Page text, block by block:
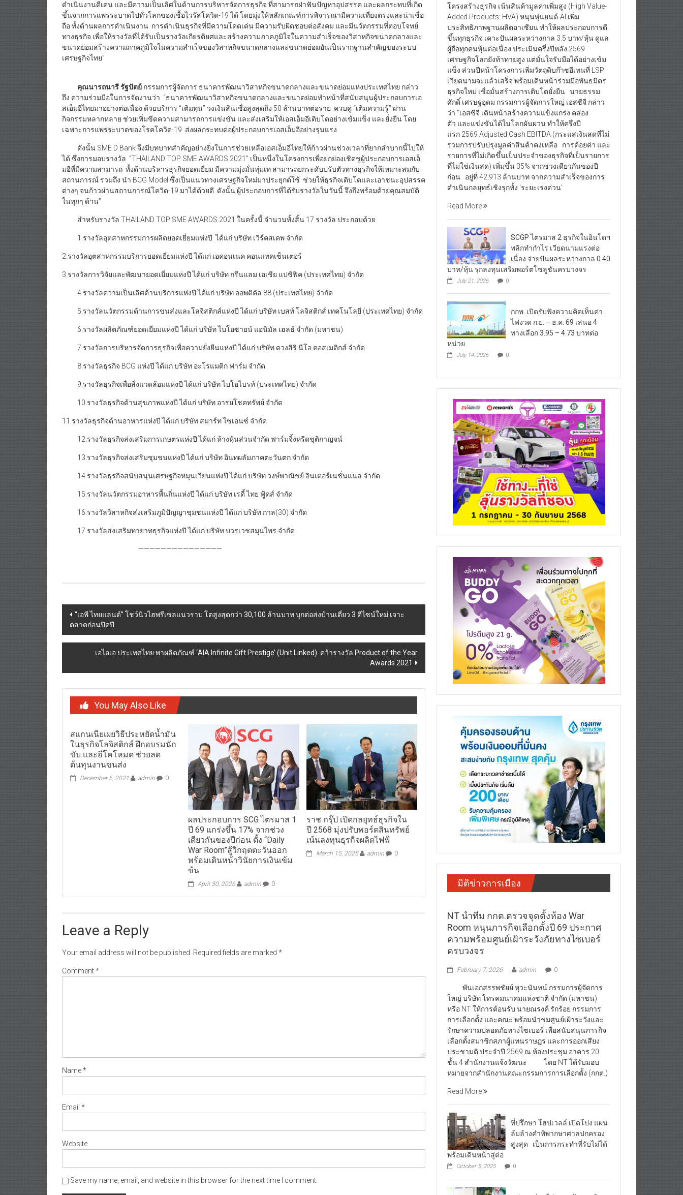
ดำเนินงานดีเด่น และมีความเป็นเลิศในด้านการบริหารจัดการธุรกิจ ที่สามารถฝ่าฟันปัญหาอุปสรรค และผลกระทบที่เกิด
ขึ้นจากการแพร่ระบาดไปทั่วโลกของเชื้อไวรัสโควิด-19 ได้ โดยมุ่งให้หลักเกณฑ์การพิจารณามีความเที่ยงตรงและน่าเชื่อ
ถือ ทั้งด้านผลการดำเนินงาน การดำเนินธุรกิจที่มีความโดดเด่น มีความรับผิดชอบต่อสังคม และมีนวัตกรรมที่ตอบโจทย์
ทางธุรกิจ เพื่อให้รางวัลที่ได้รับเป็นรางวัลเกียรติยศและสร้างความภาคภูมิใจในความสำเร็จของวิสาหกิจขนาดกลางและ
ขนาดย่อมสร้างความภาคภูมิใจในความสำเร็จของวิสาหกิจขนาดกลางและขนาดย่อมอันเป็นรากฐานสำคัญของระบบ
เศรษฐกิจไทย”
คุณนารถนารี รัฐปัตย์ กรรมการผู้จัดการ ธนาคารพัฒนาวิสาหกิจขนาดกลางและขนาดย่อมแห่งประเทศไทย กล่าว
ถึง ความร่วมมือในการจัดงานว่า “ธนาคารพัฒนาวิสาหกิจขนาดกลางและขนาดย่อมทำหน้าที่สนับสนุนผู้ประกอบการเอ
สเอ็มอีไทยมาอย่างต่อเนื่อง ด้วยบริการ “เติมทุน” วงเงินสินเชื่อสูงสุดถึง 50 ล้านบาทต่อราย ควบคู่ “เติมความรู้” ผ่าน
กิจกรรมหลากหลาย ช่วยเพิ่มขีดความสามารถการแข่งขัน และส่งเสริมให้เอสเอ็มอีเติบโตอย่างเข้มแข็ง และยั่งยืน โดย
เฉพาะการแพร่ระบาดของโรคโควิด-19 ส่งผลกระทบต่อผู้ประกอบการเอสเอ็มอีอย่างรุนแรง
ดังนั้น SME D Bank จึงมีบทบาทสำคัญอย่างยิ่งในการช่วยเหลือเอสเอ็มอีไทยให้ก้าวผ่านช่วงเวลาที่ยากลำบากนี้ไปให้
ได้ ซึ่งการมอบรางวัล “THAILAND TOP SME AWARDS 2021” เป็นหนึ่งในโครงการเพื่อยกย่องเชิดชูผู้ประกอบการเอสเอ็
มอีที่มีความสามารถ ทั้งด้านบริหารธุรกิจยอดเยี่ยม มีความมุ่งมั่นทุ่มเท สามารถยกระดับปรับตัวทางธุรกิจให้เหมาะสมกับ
สถานการณ์ รวมถึง นำ BCG Model ซึ่งเป็นแนวทางเศรษฐกิจใหม่มาประยุกต์ใช้ ช่วยให้ธุรกิจเติบโตและเอาชนะอุปสรรค
ต่างๆ จนก้าวผ่านสถานการณ์โควิด-19 มาได้ด้วยดี ดังนั้น ผู้ประกอบการที่ได้รับรางวัลในวันนี้ จึงถึงพร้อมด้วยคุณสมบัติ
ในทุกๆ ด้าน”
สำหรับรางวัล THAILAND TOP SME AWARDS 2021 ในครั้งนี้ จำนวนทั้งสิ้น 17 รางวัล ประกอบด้วย
1.รางวัลอุตสาหกรรมการผลิตยอดเยี่ยมแห่งปี ได้แก่ บริษัท เวิร์คสเคพ จำกัด
2.รางวัลอุตสาหกรรมบริการยอดเยี่ยมแห่งปี ได้แก่ เอคอนเนค คอนแทคเซ็นเตอร์
3.รางวัลการวิจัยและพัฒนายอดเยี่ยมแห่งปี ได้แก่ บริษัท กรีนแลม เอเชีย แปซิฟิค (ประเทศไทย) จำกัด
4.รางวัลความเป็นเลิศด้านบริการแห่งปี ได้แก่ บริษัท ออพติคัล 88 (ประเทศไทย) จำกัด
5.รางวัลนวัตกรรมด้านการขนส่งและโลจิสติกส์แห่งปี ได้แก่ บริษัท เบสท์ โลจิสติกส์ เทคโนโลยี (ประเทศไทย) จำกัด
6.รางวัลผลิตภัณฑ์ยอดเยี่ยมแห่งปี ได้แก่ บริษัท ไบโอซายน์ แอนิมัล เฮลธ์ จำกัด (มหาชน)
7.รางวัลการบริหารจัดการธุรกิจเพื่อความยั่งยืนแห่งปี ได้แก่ บริษัท ดวงสิริ นีโอ คอสเมติกส์ จำกัด
8.รางวัลธุรกิจ BCG แห่งปี ได้แก่ บริษัท อะโรแมติก ฟาร์ม จำกัด
9.รางวัลธุรกิจเพื่อสิ่งแวดล้อมแห่งปี ได้แก่ บริษัท ไบโอไบรท์ (ประเทศไทย) จำกัด
10.รางวัลธุรกิจด้านสุขภาพแห่งปี ได้แก่ บริษัท อารยโชคทรัพย์ จำกัด
11.รางวัลธุรกิจด้านอาหารแห่งปี ได้แก่ บริษัท สมาร์ท ไซเอนซ์ จำกัด
12.รางวัลธุรกิจส่งเสริมการเกษตรแห่งปี ได้แก่ ห้างหุ้นส่วนจำกัด ฟาร์มจิ้งหรีดชุติกาญจน์
13.รางวัลธุรกิจส่งเสริมชุมชนแห่งปี ได้แก่ บริษัท อินทผลัมภาคตะวันตก จำกัด
14.รางวัลธุรกิจสนับสนุนเศรษฐกิจหมุนเวียนแห่งปี ได้แก่ บริษัท วงษ์พาณิชย์ อินเตอร์เนชั่นแนล จำกัด
15.รางวัลนวัตกรรมอาหารพื้นถิ่นแห่งปี ได้แก่ บริษัท เรดี้ ไทย ฟู้ดส์ จำกัด
16.รางวัลวิสาหกิจส่งเสริมภูมิปัญญาชุมชนแห่งปี ได้แก่ บริษัท กาล(30) จำกัด
17.รางวัลส่งเสริมทายาทธุรกิจแห่งปี ได้แก่ บริษัท บวรเวชสมุนไพร จำกัด
———————————————
Post
navigation
“เอพี ไทยแลนด์” โชว์นิวไฮพรีเซลแนวราบ โตสูงสุดกว่า 30,100 ล้านบาท บุกต่อส่งบ้านเดี่ยว 3 ดีไซน์ใหม่ เจาะ
ตลาดก่อนปิดปี
เอไอเอ ประเทศไทย พาผลิตภัณฑ์ ‘AIA Infinite Gift Prestige’ (Unit Linked) คว้ารางวัล Product of the Year
Awards 2021
You May Also Like
สแกนเนียเผยวิธีประหยัดน้ำมัน
ในธุรกิจโลจิสติกส์ ฝึกอบรมนัก
ขับ และอีโคโหมด ช่วยลด
ต้นทุนงานขนส่ง
December 5, 2021 admin 0
ผลประกอบการ SCG ไตรมาส 1
ปี 69 แกร่งขึ้น 17% จากช่วง
เดียวกันของปีก่อน ตั้ง “Daily
War Room”สู้วิกฤตตะวันออก
พร้อมเดินหน้าวินัยการเงินเข้ม
ข้น
April 30, 2026 admin 0
ราช กรุ๊ป เปิดกลยุทธ์ธุรกิจใน
ปี 2568 มุ่งปรับพอร์ตสินทรัพย์
เน้นลงทุนธุรกิจผลิตไฟฟ้
March 15, 2025 admin 0
Leave a Reply
Your email address will not be published. Required fields are marked *
Comment*
Name*
Email *
Website
Save my name, email, and website in this browser for the next time I comment.
โครงสร้างธุรกิจ เน้นสินค้ามูลค่าเพิ่มสูง (High Value-
Added Products: HVA) หนุนหุ่นยนต์-AI เพิ่ม
ประสิทธิภาพฐานผลิตอาเซียน ทำให้ผลประกอบการดี
ขึ้นทุกธุรกิจ เคาะปันผลระหว่างกาล 3.5 บาท/หุ้น ดูแล
ผู้ถือทุกคนหุ้นต่อเนื่อง ประเมินครึ่งปีหลัง 2569
เศรษฐกิจโลกยังท้าทายสูง แต่มั่นใจรับมือได้อย่างเข้ม
แข็ง ส่วนปีหน้าโครงการเพิ่มวัตถุดิบก๊าซอีเทนที่ LSP
เวียดนามจะแล้วเสร็จ พร้อมเดินหน้าร่วมมือพันธมิตร
ธุรกิจใหม่ เชื่อมั่นสร้างการเติบโตยั่งยืน นายธรรม
ศักดิ์ เศรษฐอุดม กรรมการผู้จัดการใหญ่ เอสซีจี กล่าว
ว่า “เอสซีจี เดินหน้าสร้างความแข็งแกร่ง คล่อง
ตัว และแข่งขันได้ในโลกผันผวน ทำให้ครึ่งปี
แรก 2569 Adjusted Cash EBITDA (กระแสเงินสดที่ไม่
รวมการปรับปรุงมูลค่าสินค้าคงเหลือ การด้อยค่า และ
รายการที่ไม่เกิดขึ้นเป็นประจำของธุรกิจที่เป็นรายการ
ที่ไม่ใช่เงินสด) เพิ่มขึ้น 35% จากช่วงเดียวกันของปี
ก่อน อยู่ที่ 42,913 ล้านบาท จากความสำเร็จของการ
ดำเนินกลยุทธ์เชิงรุกทั้ง ‘ระยะเร่งด่วน’
Read More
SCGP ไตรมาส 2 ธุรกิจในอินโดฯ
พลิกทำกำไร เวียดนามแรงต่อ
เนื่อง จ่ายปันผลระหว่างกาล 0.40
บาท/หุ้น รุกลงทุนเสริมพอร์ตโซลูชันครบวงจร
July 21, 2026 0
กกพ. เปิดรับฟังความคิดเห็นค่า
ไฟงวด ก.ย. – ธ.ค. 69 เสนอ 4
ทางเลือก 3.95 – 4.73 บาทต่อ
หน่วย
July 14, 2026 0
มิติข่าวการเมือง
NT นำทีม กกต.ตรวจจุดตั้งห้อง War
Room หนุนภารกิจเลือกตั้งปี 69 ประกาศ
ความพร้อมศูนย์เฝ้าระวังภัยทางไซเบอร์
ครบวงจร
February 7, 2026 admin 0
พันเอกสรรพชัยย์ หุวะนันทน์ กรรมการผู้จัดการ
ใหญ่ บริษัท โทรคมนาคมแห่งชาติ จำกัด (มหาชน)
หรือ NT ให้การต้อนรับ นายณรงค์ รักร้อย กรรมการ
การเลือกตั้ง และคณะ พร้อมนำชมศูนย์เฝ้าระวังและ
รักษาความปลอดภัยทางไซเบอร์ เพื่อสนับสนุนภารกิจ
เลือกตั้งสมาชิกสภาผู้แทนราษฎร และการออกเสียง
ประชามติ ประจำปี 2569 ณ ห้องประชุม อาคาร 20
ชั้น 4 สำนักงานแจ้งวัฒนะ โดย NT ได้รับมอบ
หมายจากสำนักงานคณะกรรมการการเลือกตั้ง (กกต.)
Read More
ที่ปรึกษา โฮปเวลล์ เปิดโปง แผน
ล้มล้างคำพิพากษาศาลปกครอง
สูงสุด เป็นการกระทำที่รับไม่ได้
พร้อมเดินหน้าสู่ต่อ
October 5, 2025 0